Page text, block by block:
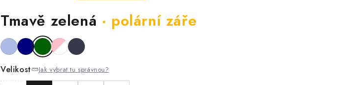
Tmavě zelená · polární záře
Velikost Jak vybrat tu správnou?